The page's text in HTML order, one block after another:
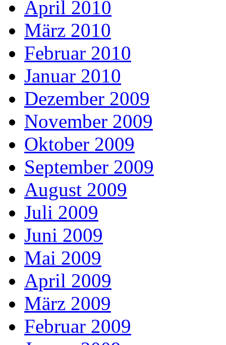
April 2010
März 2010
Februar 2010
Januar 2010
Dezember 2009
November 2009
Oktober 2009
September 2009
August 2009
Juli 2009
Juni 2009
Mai 2009
April 2009
März 2009
Februar 2009